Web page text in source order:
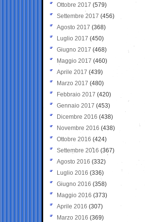
Ottobre 2017 (579)
Settembre 2017 (456)
Agosto 2017 (368)
Luglio 2017 (450)
Giugno 2017 (468)
Maggio 2017 (460)
Aprile 2017 (439)
Marzo 2017 (480)
Febbraio 2017 (420)
Gennaio 2017 (453)
Dicembre 2016 (438)
Novembre 2016 (438)
Ottobre 2016 (424)
Settembre 2016 (367)
Agosto 2016 (332)
Luglio 2016 (336)
Giugno 2016 (358)
Maggio 2016 (373)
Aprile 2016 (307)
Marzo 2016 (369)